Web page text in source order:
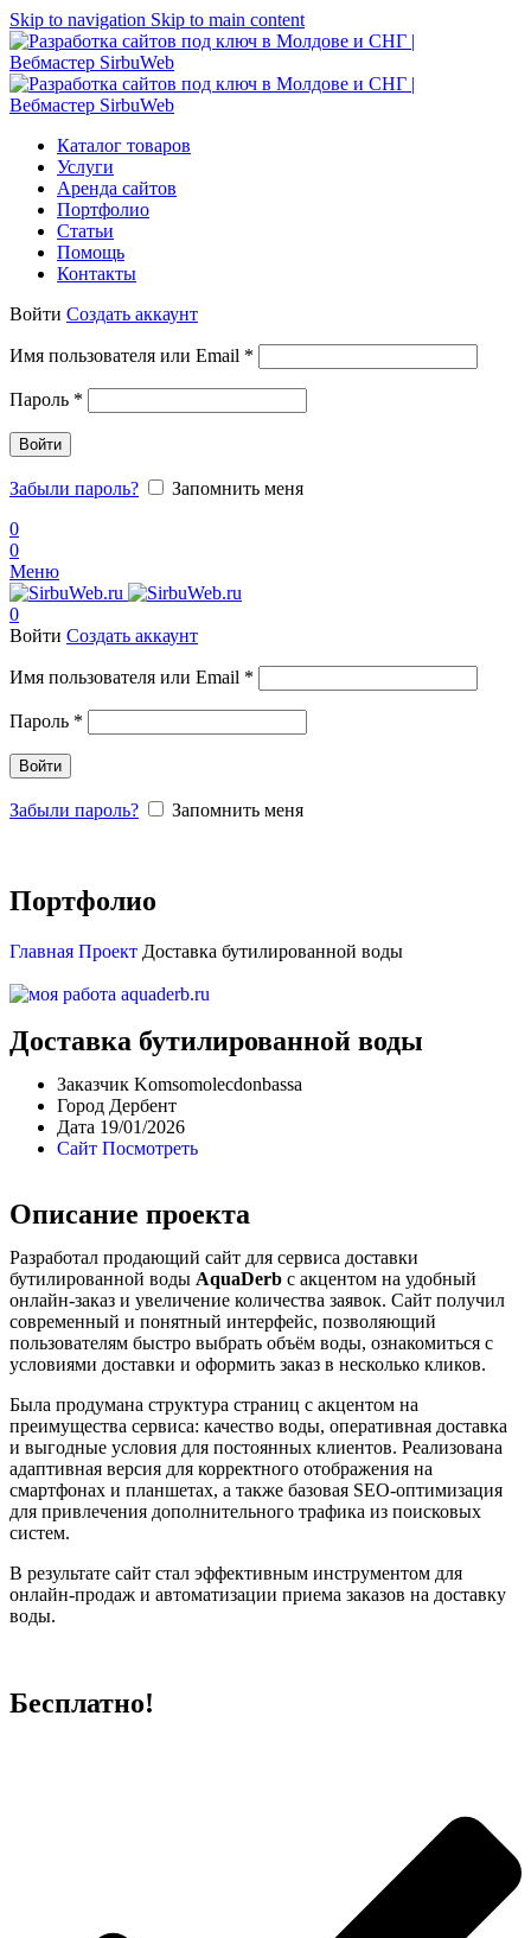
Skip to navigation Skip to main content
Каталог товаров
Услуги
Аренда сайтов
Портфолио
Статьи
Помощь
Контакты
Войти Создать аккаунт
Имя пользователя или Email *
Пароль *
Войти
Забыли пароль?
Запомнить меня
0
0
Меню
0
Войти Создать аккаунт
Имя пользователя или Email *
Пароль *
Войти
Забыли пароль? Запомнить меня
Портфолио
Главная Проект Доставка бутилированной воды
Доставка бутилированной воды
Заказчик Komsomolecdonbassa
Город Дербент
Дата 19/01/2026
Сайт Посмотреть
Описание проекта
Разработал продающий сайт для сервиса доставки
бутилированной воды AquaDerb с акцентом на удобный
онлайн-заказ и увеличение количества заявок. Сайт получил
современный и понятный интерфейс, позволяющий
пользователям быстро выбрать объём воды, ознакомиться с
условиями доставки и оформить заказ в несколько кликов.
Была продумана структура страниц с акцентом на
преимущества сервиса: качество воды, оперативная доставка
и выгодные условия для постоянных клиентов. Реализована
адаптивная версия для корректного отображения на
смартфонах и планшетах, а также базовая SEO-оптимизация
для привлечения дополнительного трафика из поисковых
систем.
В результате сайт стал эффективным инструментом для
онлайн-продаж и автоматизации приема заказов на доставку
воды.
Бесплатно!